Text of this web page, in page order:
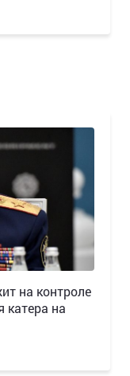
на контроле
катера на